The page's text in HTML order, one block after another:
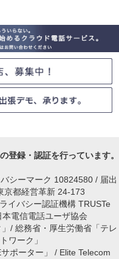
登録・認証を行っています。
シーマーク 10824580 / 届出
京都経営革新 24-173
イバシー認証機構 TRUSTe
電信電話ユーザ協会
/ 総務省・厚生労働省「テレ
ワーク」
ポーター」 / Elite Telecom